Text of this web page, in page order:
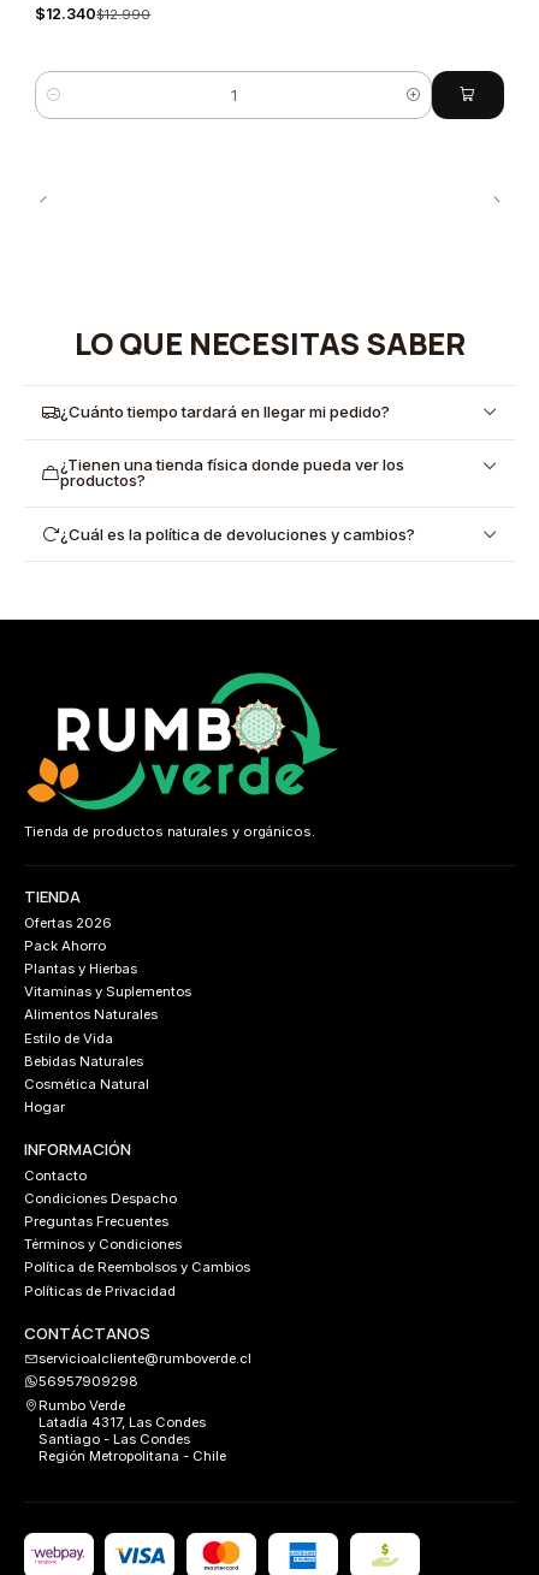
$12.340$12.990
Cantidad
LO QUE NECESITAS SABER
¿Cuánto tiempo tardará en llegar mi pedido?
¿Tienen una tienda física donde pueda ver los
productos?
¿Cuál es la política de devoluciones y cambios?
Tienda de productos naturales y orgánicos.
TIENDA
Ofertas 2026
Pack Ahorro
Plantas y Hierbas
Vitaminas y Suplementos
Alimentos Naturales
Estilo de Vida
Bebidas Naturales
Cosmética Natural
Hogar
INFORMACIÓN
Contacto
Condiciones Despacho
Preguntas Frecuentes
Términos y Condiciones
Política de Reembolsos y Cambios
Políticas de Privacidad
CONTÁCTANOS
servicioalcliente@rumboverde.cl
56957909298
Rumbo Verde
Latadía 4317, Las Condes
Santiago - Las Condes
Región Metropolitana - Chile